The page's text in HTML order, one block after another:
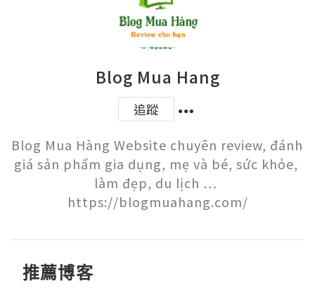
Blog Mua Hang
追蹤
Blog Mua Hàng Website chuyên review, đánh
giá sản phẩm gia dụng, mẹ và bé, sức khỏe,
làm đẹp, du lịch …
https://blogmuahang.com/
推薦博客